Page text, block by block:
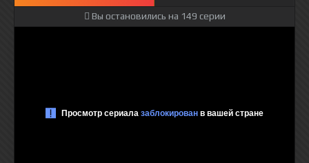
Вы остановились на 149 серии